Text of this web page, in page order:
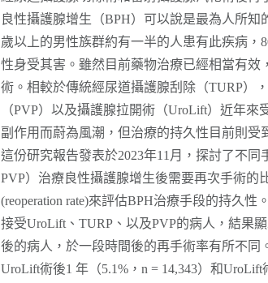
良性攝護腺增生（BPH）可以說是最為人所
歲以上的男性族群約有一半的人患有此疾病，
性身受其害。雖然目前藥物治療已經相當有效
術。相較於傳統經尿道攝護腺刮除（TURP）
（PVP）以及攝護腺拉開術（UroLift）近年
副作用而蔚為風潮，但治療的持久性目前則受
這份研究報告發表於2023年11月，探討了不同
PVP）治療良性攝護腺增生後需要再次手術的
(reoperation rate)來評估BPH治療手段的持久性
接受UroLift、TURP、以及PVP的病人，結果
後的病人，於一段時間後的再手術率有所不同
UroLift術後1 年（5.1%，n = 14,343）和UroLift